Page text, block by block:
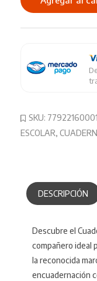
16X21
SKU:
ESCOLAR,
DESCRIPCIÓN
Descubre el
compañero ideal
la reconocida
encuadernación